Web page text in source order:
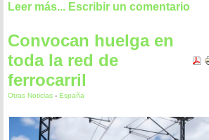
Leer más... Escribir un comentario
Convocan huelga en
toda la red de
ferrocarril
Otras Noticias - España